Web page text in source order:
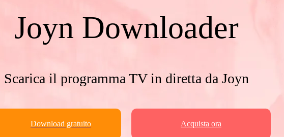
Joyn Downloader
Scarica il programma TV in diretta da Joyn
Download gratuito Acquista ora